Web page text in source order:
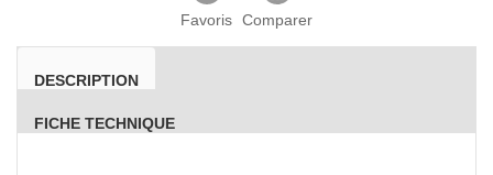
Favoris Comparer
DESCRIPTION
FICHE TECHNIQUE